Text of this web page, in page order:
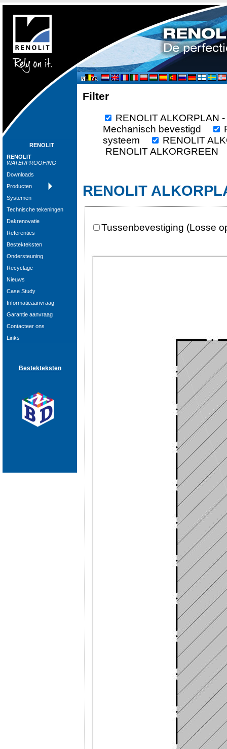
RENOLIT
RENOLIT
WATERPROOFING
Downloads
Producten
Systemen
Technische tekeningen
Dakrenovatie
Referenties
Bestekteksten
Ondersteuning
Recyclage
Nieuws
Case Study
Informatieaanvraag
Garantie aanvraag
Contacteer ons
Links
Bestekteksten
Filter
RENOLIT
Mechanisch bevestigd
systeem
RENOLIT
RENOLIT
RENOLIT
Tussenbevestiging (Losse